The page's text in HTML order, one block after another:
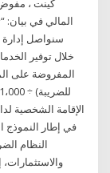
كينت ، مفوض
سنواصل إدارة
خلال توفير
المفروضة على
الإقامة الشخصية
النظام